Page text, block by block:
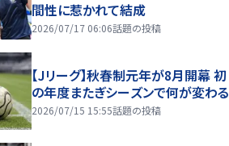
間性に惹かれて結成
2026/07/17 06:06話題の投稿
【Jリーグ】秋春制元年が8月開幕 初
の年度またぎシーズンで何が変わる
2026/07/15 15:55話題の投稿